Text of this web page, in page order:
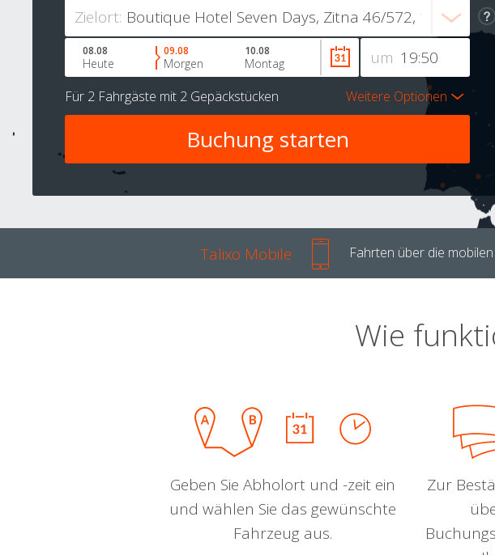
Zielort:
um
08.08
Heute
09.08
Morgen
10.08
Montag
Für 2 Fahrgäste mit 2 Gepäckstücken Weitere Optionen
Talixo Mobile Fahrten über die
Wie
Geben Sie Abholort und -zeit ein
und wählen Sie das gewünschte
Fahrzeug aus.
Zur